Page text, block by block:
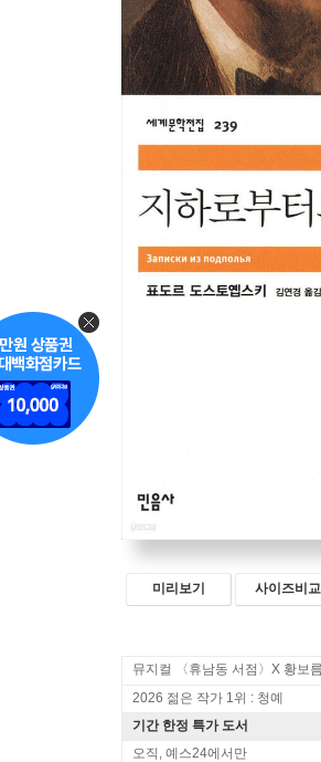
미리보기 사이즈비교
2026 젊은 작가 1위 : 청예
기간 한정 특가 도서
오직, 예스24에서만